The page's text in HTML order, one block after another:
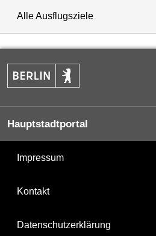
Alle Ausflugsziele
Hauptstadtportal
Impressum
Kontakt
Datenschutzerklärung